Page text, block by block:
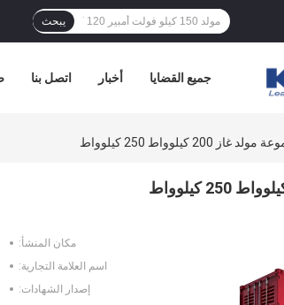
يبحث
اتصل بنا أخبار جميع القضايا
غاز 200 كيلوواط 250 كيلوواط
مكان المنشأ:
اسم العلامة التجارية:
إصدار الشهادات: